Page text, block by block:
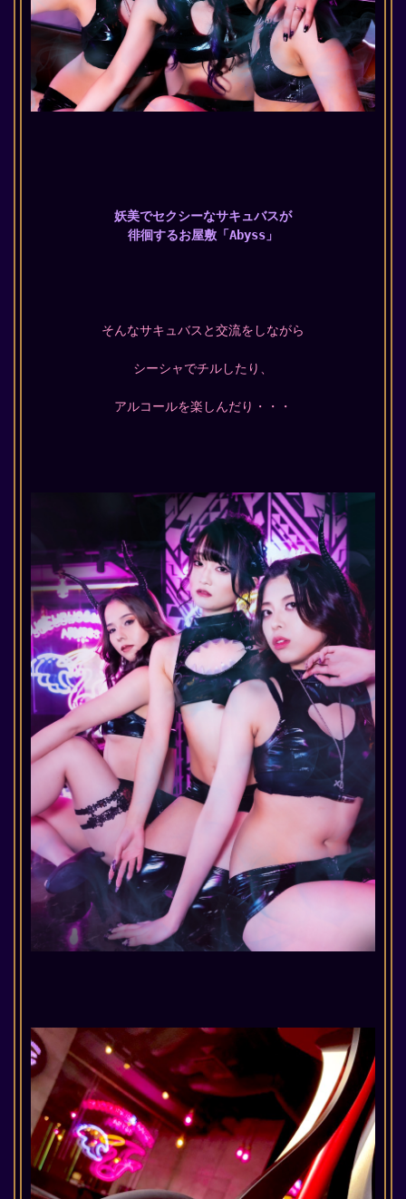
妖美でセクシーなサキュバスが
徘徊するお屋敷「Abyss」
そんなサキュバスと交流をしながら
シーシャでチルしたり、
アルコールを楽しんだり・・・